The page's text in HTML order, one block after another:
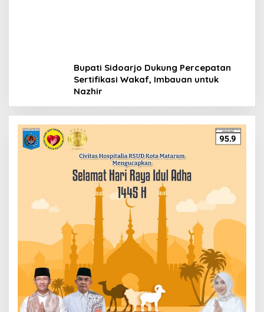
Bupati Sidoarjo Dukung Percepatan
Sertifikasi Wakaf, Imbauan untuk
Nazhir